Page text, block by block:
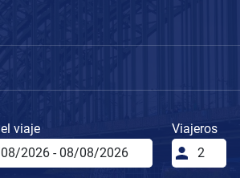
viaje
Viajeros